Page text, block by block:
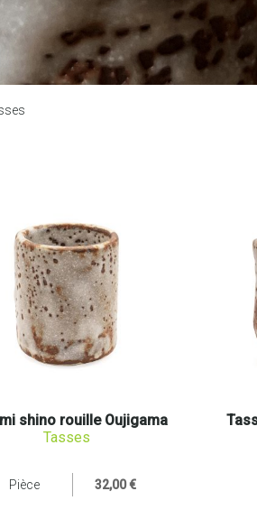
shino rouille Oujigama
Tasses
Pièce 32,00 €